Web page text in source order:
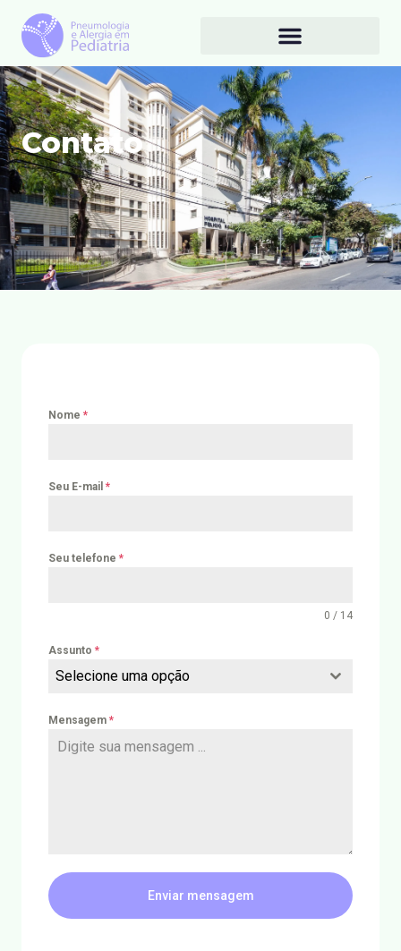
Contato
Nome *
Seu E-mail *
Seu telefone *
0 / 14
Assunto *
Selecione uma opção
Mensagem *
Enviar mensagem